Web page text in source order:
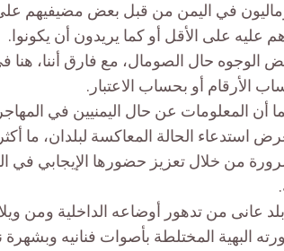
في اليمن من قبل بعض مضيفيهم
عليه على الأقل أو كما يريدون أن يكونوا.
حال الصومال، مع فارق أننا، هنا
الأرقام أو بحساب الاعتبار.
أن المعلومات عن حال اليمنيين في
استدعاء الحالة المعاكسة لبلدان، ما
من خلال تعزيز حضورها الإيجابي في
بلد عانى من تدهور أوضاعه الداخلية ومن
البهية المختلطة بأصوات فنانيه وبشهرة